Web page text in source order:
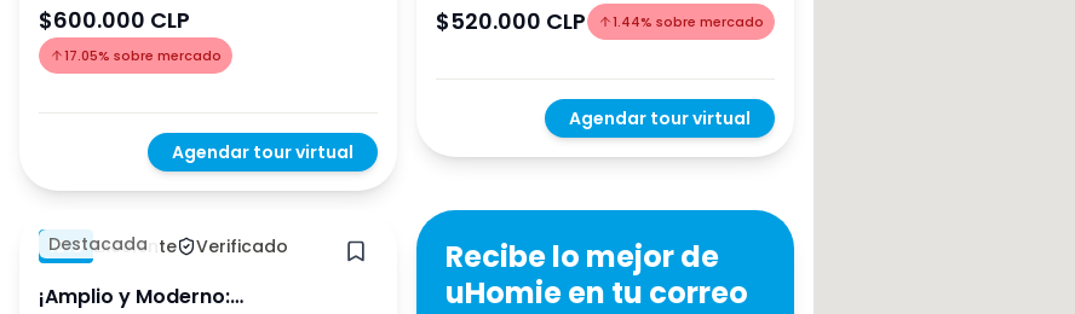
$600.000 CLP
17.05% sobre mercado
Agendar tour virtual
$520.000 CLP 1.44% sobre mercado
Agendar tour virtual
Destacada
Hace 1 año
10.0 Excelente Verificado
¡Amplio y Moderno:
Recibe lo mejor de
uHomie en tu correo